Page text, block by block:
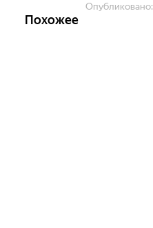
Опубликовано:
Похожее